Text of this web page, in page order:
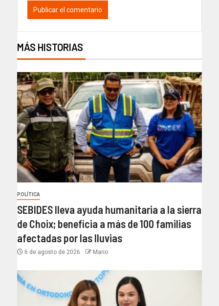
MÁS HISTORIAS
POLÍTICA
SEBIDES lleva ayuda humanitaria a la sierra
de Choix; beneficia a más de 100 familias
afectadas por las lluvias
6 de agosto de 2026 Mario